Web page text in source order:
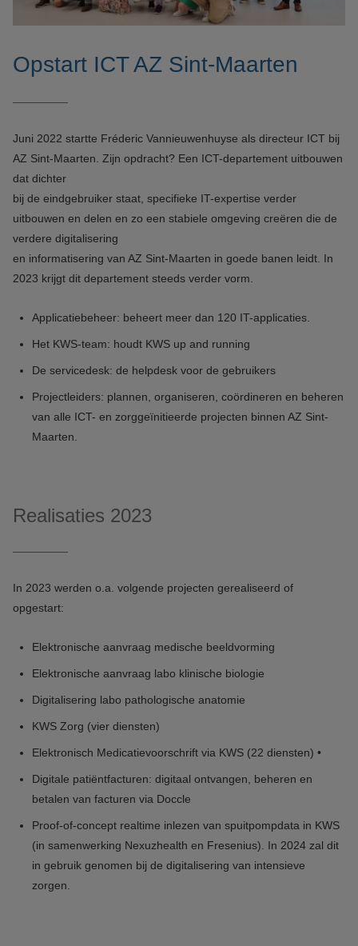
Opstart ICT AZ Sint-Maarten
Juni 2022 startte Fréderic Vannieuwenhuyse als directeur ICT bij
AZ Sint-Maarten. Zijn opdracht? Een ICT-departement uitbouwen
dat dichter
bij de eindgebruiker staat, specifieke IT-expertise verder
uitbouwen en delen en zo een stabiele omgeving creëren die de
verdere digitalisering
en informatisering van AZ Sint-Maarten in goede banen leidt. In
2023 krijgt dit departement steeds verder vorm.
Applicatiebeheer: beheert meer dan 120 IT-applicaties.
Het KWS-team: houdt KWS up and running
De servicedesk: de helpdesk voor de gebruikers
Projectleiders: plannen, organiseren, coördineren en beheren
van alle ICT- en zorggeïnitieerde projecten binnen AZ Sint-
Maarten.
Realisaties 2023
In 2023 werden o.a. volgende projecten gerealiseerd of
opgestart:
Elektronische aanvraag medische beeldvorming
Elektronische aanvraag labo klinische biologie
Digitalisering labo pathologische anatomie
KWS Zorg (vier diensten)
Elektronisch Medicatievoorschrift via KWS (22 diensten) •
Digitale patiëntfacturen: digitaal ontvangen, beheren en
betalen van facturen via Doccle
Proof-of-concept realtime inlezen van spuitpompdata in KWS
(in samenwerking Nexuzhealth en Fresenius). In 2024 zal dit
in gebruik genomen bij de digitalisering van intensieve
zorgen.